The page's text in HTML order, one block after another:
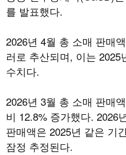
를 발표했다.
2026년 4월 총 소매 판매
러로 추산되며, 이는 2025
수치다.
2026년 3월 총 소매 판매
비 12.8% 증가했다. 2026
판매액은 2025년 같은 기
잠정 추정된다.